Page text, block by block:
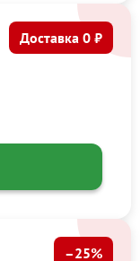
Доставка 0 ₽
–25%